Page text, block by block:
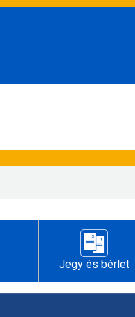
Jegy és bérlet